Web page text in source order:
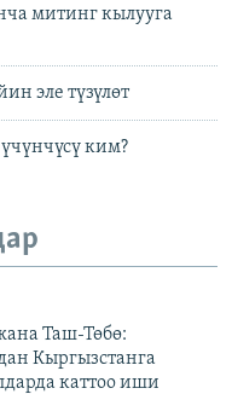
митинг кылууга
эле түзүлөт
ким?
Таш-Төбө:
Кыргызстанга
каттоо иши